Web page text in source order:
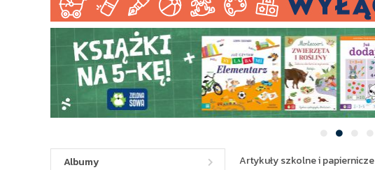
Albumy
Artykuły szkolne i papiernicze